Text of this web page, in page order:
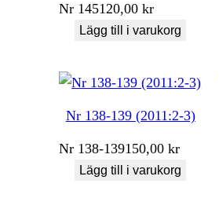
Nr 145120,00kr
Lägg till i varukorg
Nr 138-139 (2011:2-3)
Nr 138-139150,00kr
Lägg till i varukorg